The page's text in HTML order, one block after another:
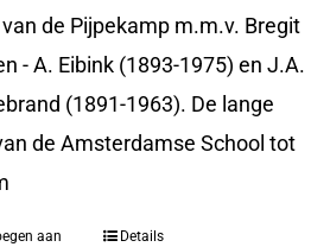
de Pijpekamp m.m.v. Bregit
- A. Eibink (1893-1975) en J.A.
(1891-1963). De lange
de Amsterdamse School tot
aan
Details